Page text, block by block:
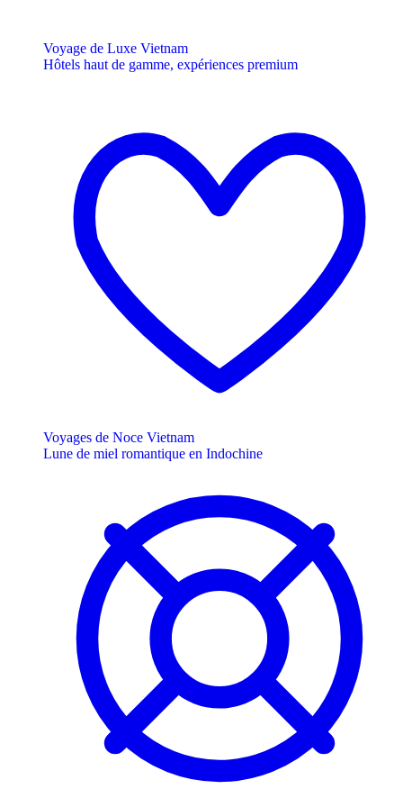
Voyage de Luxe Vietnam
Hôtels haut de gamme, expériences premium
Voyages de Noce Vietnam
Lune de miel romantique en Indochine